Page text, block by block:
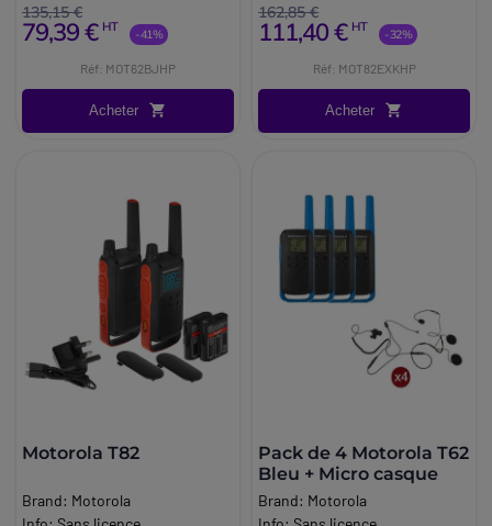
135,15 €
79,39 € HT -41%
Réf: MOT62BJHP
Acheter
162,85 €
111,40 € HT -32%
Réf: MOT82EXKHP
Acheter
Motorola T82
Brand: Motorola
Pack de 4 Motorola T62
Bleu + Micro casque
Brand: Motorola